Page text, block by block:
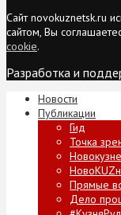
Сайт novokuznetsk.ru
сайтом, Вы
cookie.
Разработка и
Новости
Публикации
Гид
Точка
Прямые
Дело